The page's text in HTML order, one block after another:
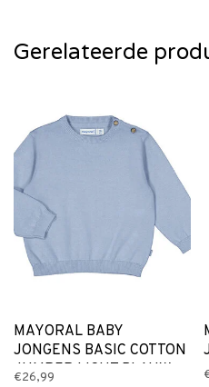
Gerelateerde
MAYORAL BABY
JONGENS BASIC COTTON
JUMPER LICHT BLAUW
€26,99